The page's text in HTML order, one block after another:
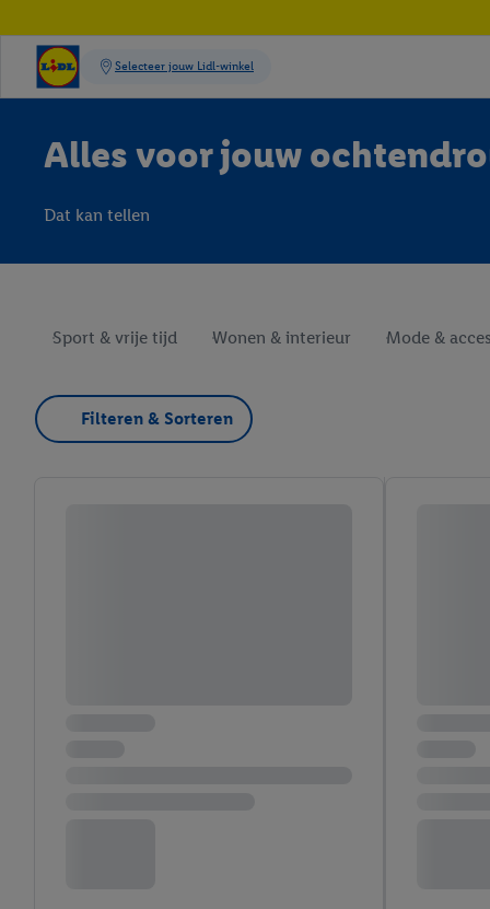
Alles voor jouw
Dat kan tellen
Sport & vrije tijd Wonen & interieur Mode &
Filteren & Sorteren